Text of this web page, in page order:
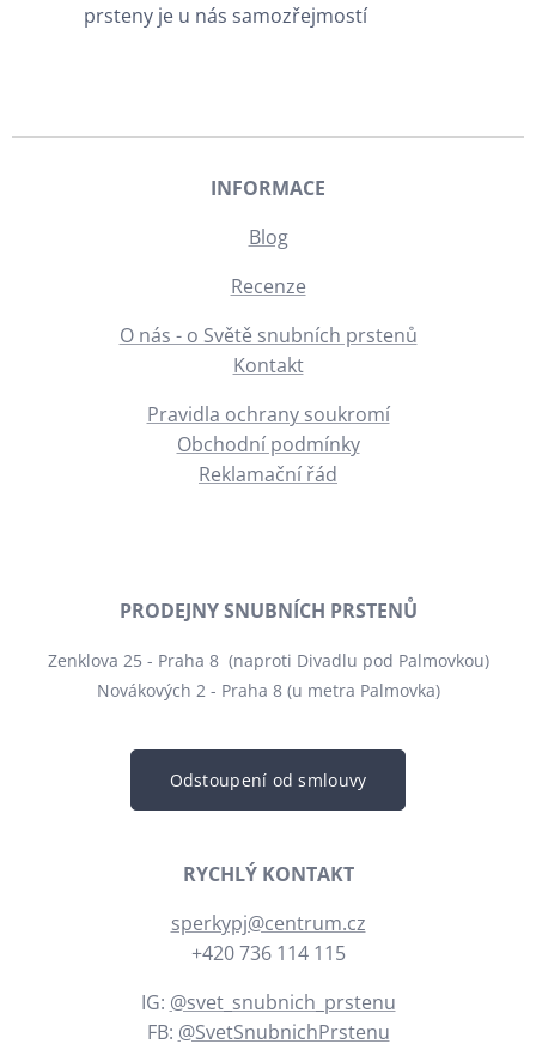
prsteny je u nás samozřejmostí
INFORMACE
Blog
Recenze
O nás - o Světě snubních prstenů
Kontakt
Pravidla ochrany soukromí
Obchodní podmínky
Reklamační řád
PRODEJNY SNUBNÍCH PRSTENŮ
Zenklova 25 - Praha 8 (naproti Divadlu pod Palmovkou)
Novákových 2 - Praha 8 (u metra Palmovka)
Odstoupení od smlouvy
RYCHLÝ KONTAKT
sperkypj@centrum.cz
+420 736 114 115
IG: @svet_snubnich_prstenu
FB: @SvetSnubnichPrstenu